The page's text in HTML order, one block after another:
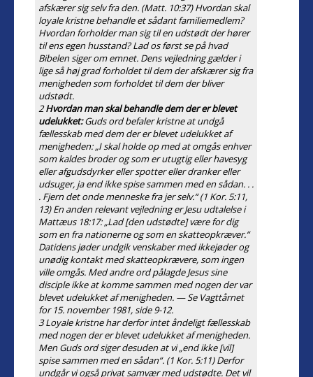
afskærer sig selv fra den. (Matt. 10:37) Hvordan skal
loyale kristne behandle et sådant familiemedlem?
Hvordan forholder man sig til en udstødt der hører
til ens egen husstand? Lad os først se på hvad
Bibelen siger om emnet. Dens vejledning gælder i
lige så høj grad forholdet til dem der afskærer sig fra
menigheden som forholdet til dem der bliver
udstødt.
2Hvordan man skal behandle dem der er blevet
udelukket:Guds ord befaler kristne at undgå
fællesskab med dem der er blevet udelukket af
menigheden: „I skal holde op med at omgås enhver
som kaldes broder og som er utugtig eller havesyg
eller afgudsdyrker eller spotter eller dranker eller
udsuger, ja end ikke spise sammen med en sådan. . .
. Fjern det onde menneske fra jer selv.“ (1 Kor. 5:11,
13) En anden relevant vejledning er Jesu udtalelse i
Mattæus 18:17: „Lad [den udstødte] være for dig
som en fra nationerne og som en skatteopkræver.“
Datidens jøder undgik venskaber med ikkejøder og
unødig kontakt med skatteopkrævere, som ingen
ville omgås. Med andre ord pålagde Jesus sine
disciple ikke at komme sammen med nogen der var
blevet udelukket af menigheden. — Se Vagttårnet
for 15. november 1981, side 9-12.
3 Loyale kristne har derfor intet åndeligt fællesskab
med nogen der er blevet udelukket af menigheden.
Men Guds ord siger desuden at vi„end ikke [vil]
spise sammen med en sådan“. (1 Kor. 5:11) Derfor
undgår vi også privat samvær med udstødte. Det vil